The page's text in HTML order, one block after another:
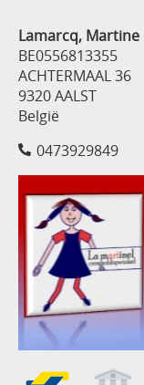
Lamarcq, Martine
BE0556813355
ACHTERMAAL 36
9320 AALST
België
0473929849